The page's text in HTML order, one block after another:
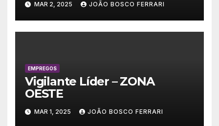
MAR 2, 2025 JOÃO BOSCO FERRARI
EMPREGOS
Vigilante Líder – ZONA
OESTE
MAR 1, 2025 JOÃO BOSCO FERRARI